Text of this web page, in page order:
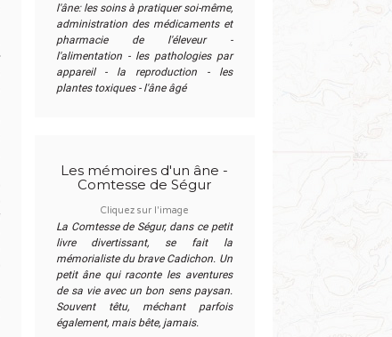
l'âne: les soins à pratiquer soi-même,
administration des médicaments et
pharmacie de l'éleveur -
l'alimentation - les pathologies par
appareil - la reproduction - les
plantes toxiques - l'âne âgé
Les mémoires d'un âne -
Comtesse de Ségur
Cliquez sur l'image
La Comtesse de Ségur, dans ce petit
livre divertissant, se fait la
mémorialiste du brave Cadichon. Un
petit âne qui raconte les aventures
de sa vie avec un bon sens paysan.
Souvent têtu, méchant parfois
également, mais bête, jamais.